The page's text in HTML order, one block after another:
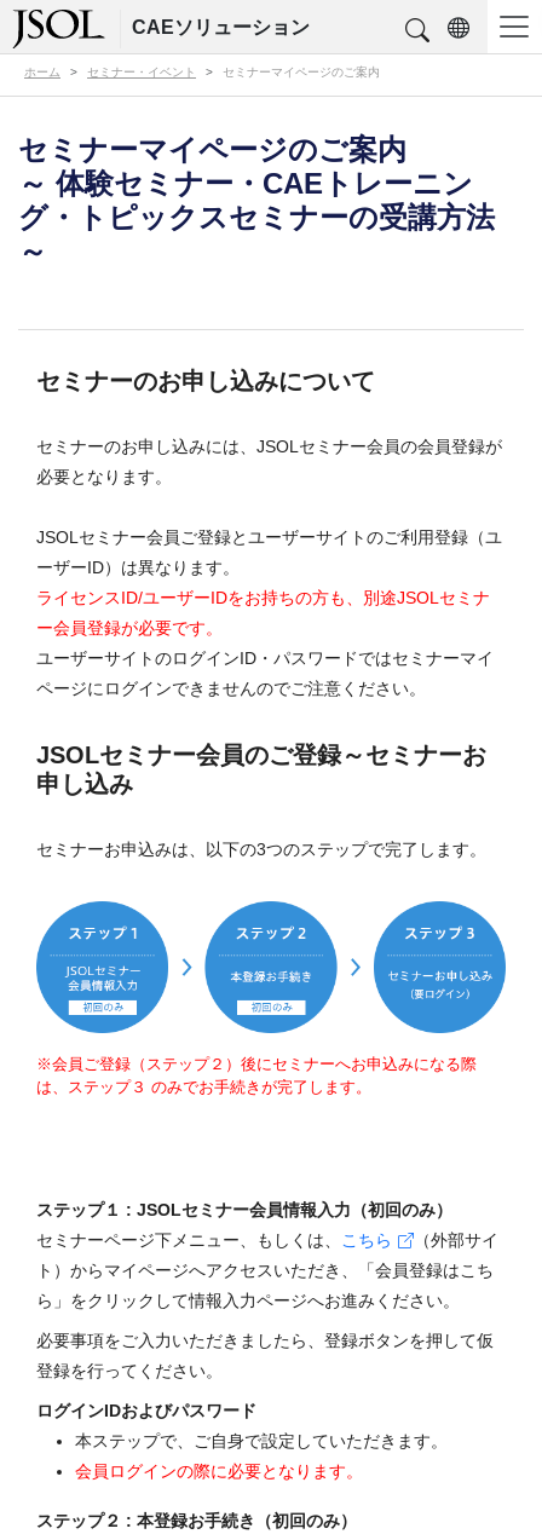
CAEソリューション
ホーム セミナー・イベント セミナーマイページのご案内
セミナーマイページのご案内
～ 体験セミナー・CAEトレーニン
グ・トピックスセミナーの受講方法
～
セミナーのお申し込みについて
セミナーのお申し込みには、JSOLセミナー会員の会員登録が
必要となります。
JSOLセミナー会員ご登録とユーザーサイトのご利用登録（ユ
ーザーID）は異なります。
ライセンスID/ユーザーIDをお持ちの方も、別途JSOLセミナ
ー会員登録が必要です。
ユーザーサイトのログインID・パスワードではセミナーマイ
ページにログインできませんのでご注意ください。
JSOLセミナー会員のご登録～セミナーお
申し込み
セミナーお申込みは、以下の3つのステップで完了します。
※会員ご登録（ステップ２）後にセミナーへお申込みになる際
は、ステップ３ のみでお手続きが完了します。
ステップ１ : JSOLセミナー会員情報入力（初回のみ）
セミナーページ下メニュー、もしくは、
こちら
（外部サイ
ト）からマイページへアクセスいただき、「会員登録はこち
ら」をクリックして情報入力ページへお進みください。
必要事項をご入力いただきましたら、登録ボタンを押して仮
登録を行ってください。
ログインIDおよびパスワード
本ステップで、ご自身で設定していただきます。
会員ログインの際に必要となります。
ステップ２ : 本登録お手続き（初回のみ）